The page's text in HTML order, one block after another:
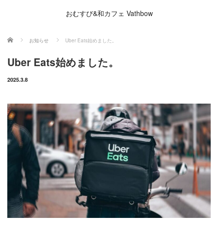
おむすび&和カフェ Vathbow
ホーム お知らせ Uber Eats始めました。
Uber Eats始めました。
2025.3.8